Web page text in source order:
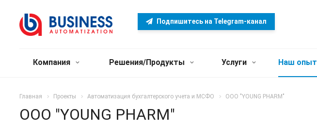
Подпишитесь на Telegram-канал
Компания Решения/Продукты Услуги Наш опыт
Главная Проекты Автоматизация бухгалтерского учета и МСФО OOO "YOUNG PHARM"
OOO "YOUNG PHARM"